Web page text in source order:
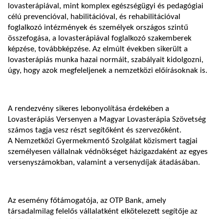
lovasterápiával, mint komplex egészségügyi és pedagógiai
célú prevencióval, habilitációval, és rehabilitációval
foglalkozó intézmények és személyek országos szintű
összefogása, a lovasterápiával foglalkozó szakemberek
képzése, továbbképzése. Az elmúlt években sikerült a
lovasterápiás munka hazai normáit, szabályait kidolgozni,
úgy, hogy azok megfeleljenek a nemzetközi előírásoknak is.
A rendezvény sikeres lebonyolítása érdekében a
Lovasterápiás Versenyen a Magyar Lovasterápia Szövetség
számos tagja vesz részt segítőként és szervezőként.
A Nemzetközi Gyermekmentő Szolgálat közismert tagjai
személyesen vállalnak védnökséget házigazdaként az egyes
versenyszámokban, valamint a versenydíjak átadásában.
Az esemény főtámogatója, az OTP Bank, amely
társadalmilag felelős vállalatként elkötelezett segítője az